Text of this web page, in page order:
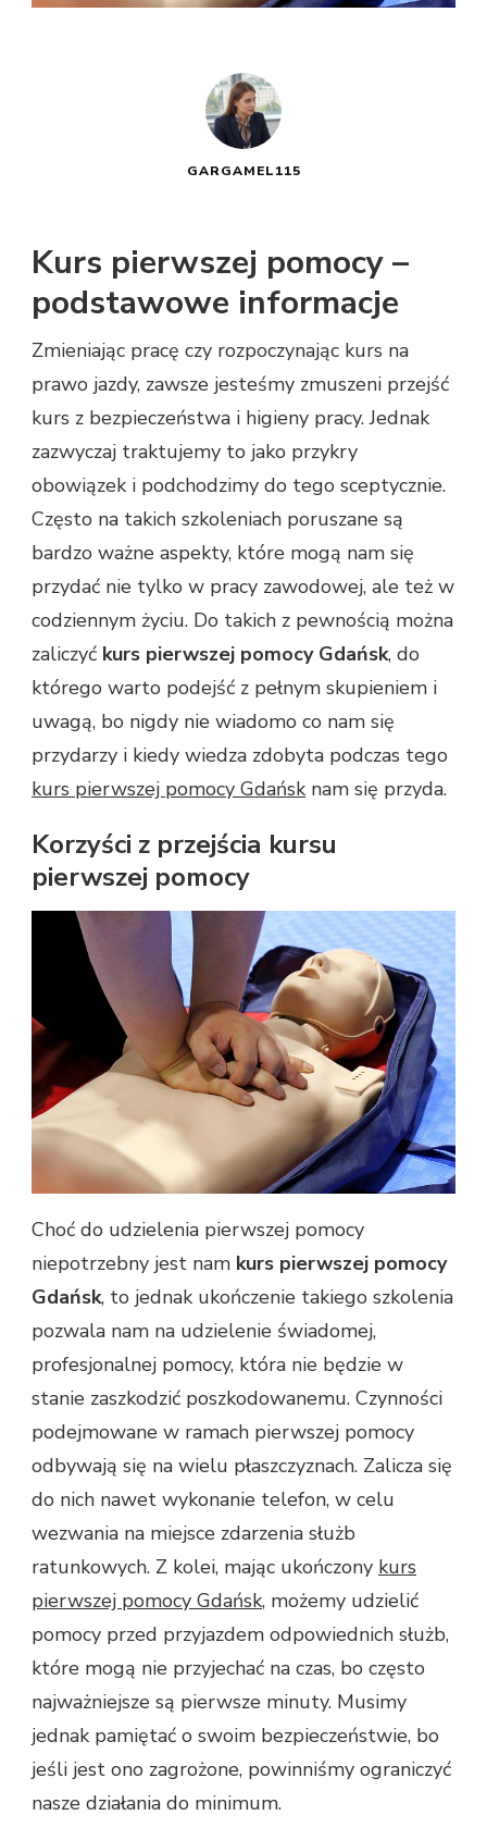
GARGAMEL115
Kurs pierwszej pomocy –
podstawowe informacje
Zmieniając pracę czy rozpoczynając kurs na
prawo jazdy, zawsze jesteśmy zmuszeni przejść
kurs z bezpieczeństwa i higieny pracy. Jednak
zazwyczaj traktujemy to jako przykry
obowiązek i podchodzimy do tego sceptycznie.
Często na takich szkoleniach poruszane są
bardzo ważne aspekty, które mogą nam się
przydać nie tylko w pracy zawodowej, ale też w
codziennym życiu. Do takich z pewnością można
zaliczyć kurs pierwszej pomocy Gdańsk, do
którego warto podejść z pełnym skupieniem i
uwagą, bo nigdy nie wiadomo co nam się
przydarzy i kiedy wiedza zdobyta podczas tego
kurs pierwszej pomocy Gdańsk nam się przyda.
Korzyści z przejścia kursu
pierwszej pomocy
Choć do udzielenia pierwszej pomocy
niepotrzebny jest nam kurs pierwszej pomocy
Gdańsk, to jednak ukończenie takiego szkolenia
pozwala nam na udzielenie świadomej,
profesjonalnej pomocy, która nie będzie w
stanie zaszkodzić poszkodowanemu. Czynności
podejmowane w ramach pierwszej pomocy
odbywają się na wielu płaszczyznach. Zalicza się
do nich nawet wykonanie telefon, w celu
wezwania na miejsce zdarzenia służb
ratunkowych. Z kolei, mając ukończony kurs
pierwszej pomocy Gdańsk, możemy udzielić
pomocy przed przyjazdem odpowiednich służb,
które mogą nie przyjechać na czas, bo często
najważniejsze są pierwsze minuty. Musimy
jednak pamiętać o swoim bezpieczeństwie, bo
jeśli jest ono zagrożone, powinniśmy ograniczyć
nasze działania do minimum.